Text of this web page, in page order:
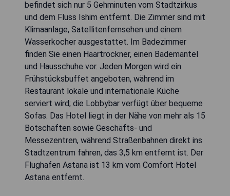
befindet sich nur 5 Gehminuten vom Stadtzirkus
und dem Fluss Ishim entfernt. Die Zimmer sind mit
Klimaanlage, Satellitenfernsehen und einem
Wasserkocher ausgestattet. Im Badezimmer
finden Sie einen Haartrockner, einen Bademantel
und Hausschuhe vor. Jeden Morgen wird ein
Frühstücksbuffet angeboten, während im
Restaurant lokale und internationale Küche
serviert wird; die Lobbybar verfügt über bequeme
Sofas. Das Hotel liegt in der Nähe von mehr als 15
Botschaften sowie Geschäfts- und
Messezentren, während Straßenbahnen direkt ins
Stadtzentrum fahren, das 3,5 km entfernt ist. Der
Flughafen Astana ist 13 km vom Comfort Hotel
Astana entfernt.